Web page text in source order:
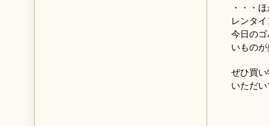
・・・
レンタ
今日の
いもの
ぜひ買
いただ